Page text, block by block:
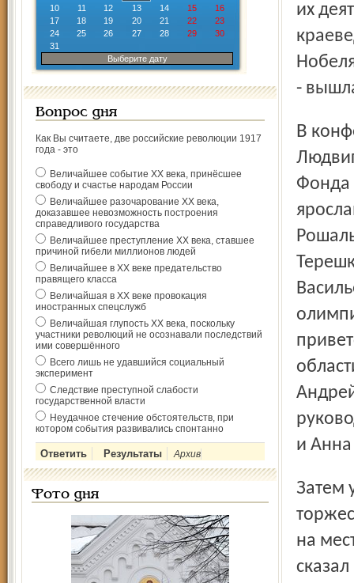
10
11 12 13 14 15
16
17
18 19 20 21 22
23
24
25 26 27 28 29
30
31
Выберите дату
Вопрос дня
Как Вы считаете, две российские революции 1917
года - это
Величайшее событие ХХ века, принёсшее
свободу и счастье народам России
Величайшее разочарование ХХ века,
доказавшее невозможность построения
справедливого государства
Величайшее преступление ХХ века, ставшее
причиной гибели миллионов людей
Величайшее в ХХ веке предательство
правящего класса
Величайшая в ХХ веке провокация
иностранных спецслужб
Величайшая глупость ХХ века, поскольку
участники революций не осознавали последствий
ими совершённого
Всего лишь не удавшийся социальный
эксперимент
Следствие преступной слабости
государственной власти
Неудачное стечение обстоятельств, при
котором события развивались спонтанно
Архив
Фото дня
их
-
В конференции приняли участие лауреаты Премии
Фонда
и
Затем участники конференции переехали в Рыбинск, где в
на